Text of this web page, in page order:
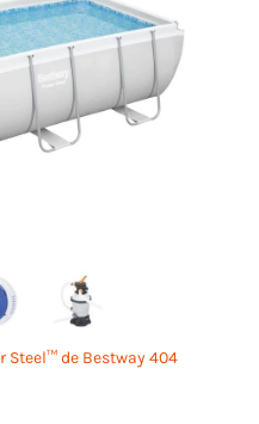
Steel™ de Bestway 404